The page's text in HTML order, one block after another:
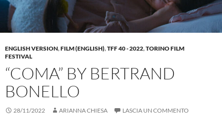
ENGLISH VERSION,FILM (ENGLISH),TFF 40 - 2022,TORINO FILM
FESTIVAL
“COMA” BY BERTRAND
BONELLO
28/11/2022 ARIANNA CHIESA LASCIA UN COMMENTO